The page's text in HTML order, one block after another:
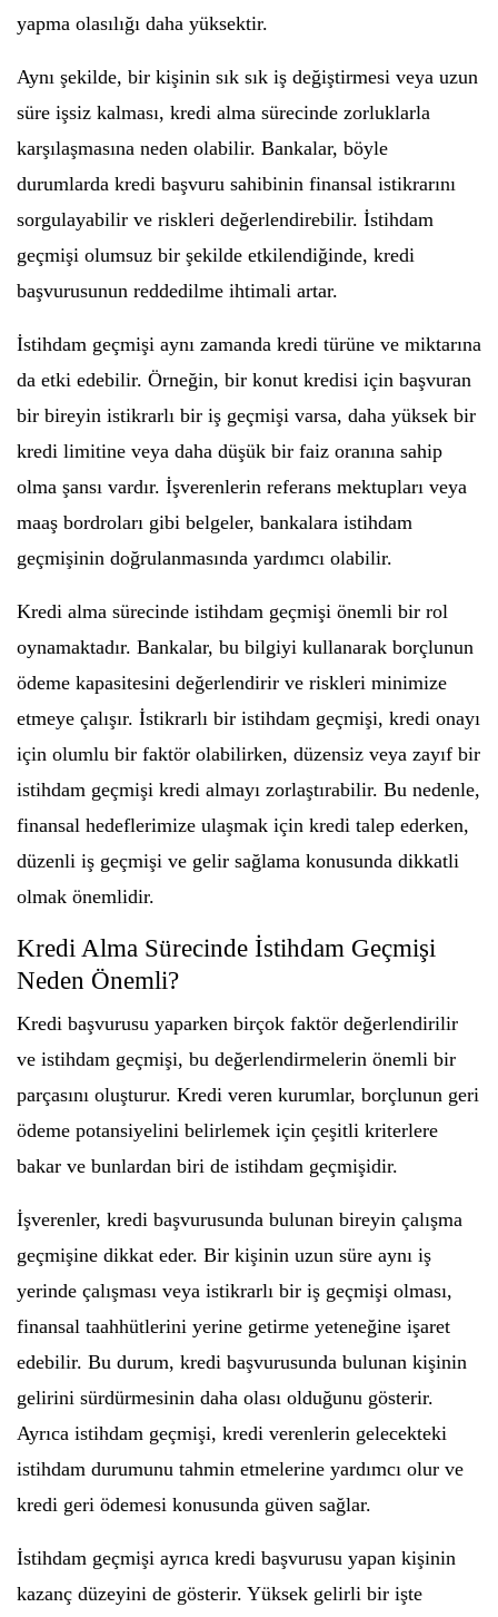
yapma olasılığı daha yüksektir.
Aynı şekilde, bir kişinin sık sık iş değiştirmesi veya uzun
süre işsiz kalması, kredi alma sürecinde zorluklarla
karşılaşmasına neden olabilir. Bankalar, böyle
durumlarda kredi başvuru sahibinin finansal istikrarını
sorgulayabilir ve riskleri değerlendirebilir. İstihdam
geçmişi olumsuz bir şekilde etkilendiğinde, kredi
başvurusunun reddedilme ihtimali artar.
İstihdam geçmişi aynı zamanda kredi türüne ve miktarına
da etki edebilir. Örneğin, bir konut kredisi için başvuran
bir bireyin istikrarlı bir iş geçmişi varsa, daha yüksek bir
kredi limitine veya daha düşük bir faiz oranına sahip
olma şansı vardır. İşverenlerin referans mektupları veya
maaş bordroları gibi belgeler, bankalara istihdam
geçmişinin doğrulanmasında yardımcı olabilir.
Kredi alma sürecinde istihdam geçmişi önemli bir rol
oynamaktadır. Bankalar, bu bilgiyi kullanarak borçlunun
ödeme kapasitesini değerlendirir ve riskleri minimize
etmeye çalışır. İstikrarlı bir istihdam geçmişi, kredi onayı
için olumlu bir faktör olabilirken, düzensiz veya zayıf bir
istihdam geçmişi kredi almayı zorlaştırabilir. Bu nedenle,
finansal hedeflerimize ulaşmak için kredi talep ederken,
düzenli iş geçmişi ve gelir sağlama konusunda dikkatli
olmak önemlidir.
Kredi Alma Sürecinde İstihdam Geçmişi
Neden Önemli?
Kredi başvurusu yaparken birçok faktör değerlendirilir
ve istihdam geçmişi, bu değerlendirmelerin önemli bir
parçasını oluşturur. Kredi veren kurumlar, borçlunun geri
ödeme potansiyelini belirlemek için çeşitli kriterlere
bakar ve bunlardan biri de istihdam geçmişidir.
İşverenler, kredi başvurusunda bulunan bireyin çalışma
geçmişine dikkat eder. Bir kişinin uzun süre aynı iş
yerinde çalışması veya istikrarlı bir iş geçmişi olması,
finansal taahhütlerini yerine getirme yeteneğine işaret
edebilir. Bu durum, kredi başvurusunda bulunan kişinin
gelirini sürdürmesinin daha olası olduğunu gösterir.
Ayrıca istihdam geçmişi, kredi verenlerin gelecekteki
istihdam durumunu tahmin etmelerine yardımcı olur ve
kredi geri ödemesi konusunda güven sağlar.
İstihdam geçmişi ayrıca kredi başvurusu yapan kişinin
kazanç düzeyini de gösterir. Yüksek gelirli bir işte